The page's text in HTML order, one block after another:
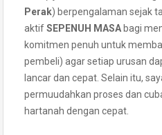
Perak) berpengalaman sejak
aktifSEPENUH MASA bagi
komitmen penuh untuk
pembeli) agar setiap urusan
lancar dan cepat. Selain itu,
permuudahkan proses dan
hartanah dengan cepat.